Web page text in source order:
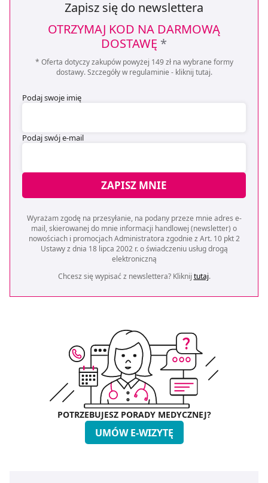
Zapisz się do newslettera
OTRZYMAJ KOD NA DARMOWĄ
DOSTAWĘ *
* Oferta dotyczy zakupów powyżej 149 zł na wybrane formy
dostawy. Szczegóły w regulaminie - kliknij tutaj.
Podaj swoje imię
Podaj swój e-mail
ZAPISZ MNIE
Wyrażam zgodę na przesyłanie, na podany przeze mnie adres e-
mail, skierowanej do mnie informacji handlowej (newsletter) o
nowościach i promocjach Administratora zgodnie z Art. 10 pkt 2
Ustawy z dnia 18 lipca 2002 r. o świadczeniu usług drogą
elektroniczną
Chcesz się wypisać z newslettera? Kliknij tutaj.
POTRZEBUJESZ PORADY MEDYCZNEJ?
UMÓW E-WIZYTĘ